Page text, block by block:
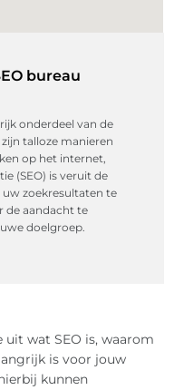
bureau
onderdeel van de
talloze manieren
op het internet,
(SEO) is veruit de
zoekresultaten te
de aandacht te
doelgroep.
uit wat SEO is, waarom
is voor jouw
kunnen